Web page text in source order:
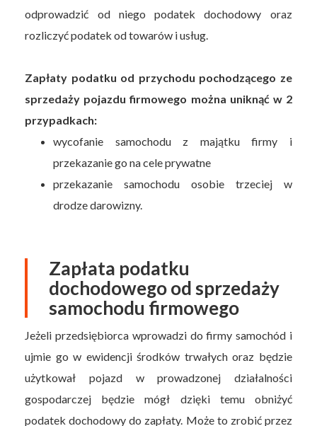
odprowadzić od niego podatek dochodowy oraz
rozliczyć podatek od towarów i usług.
Zapłaty podatku od przychodu pochodzącego ze
sprzedaży pojazdu firmowego można uniknąć w 2
przypadkach:
wycofanie samochodu z majątku firmy i
przekazanie go na cele prywatne
przekazanie samochodu osobie trzeciej w
drodze darowizny.
Zapłata podatku
dochodowego od sprzedaży
samochodu firmowego
Jeżeli przedsiębiorca wprowadzi do firmy samochód i
ujmie go w ewidencji środków trwałych oraz będzie
użytkował pojazd w prowadzonej działalności
gospodarczej będzie mógł dzięki temu obniżyć
podatek dochodowy do zapłaty. Może to zrobić przez